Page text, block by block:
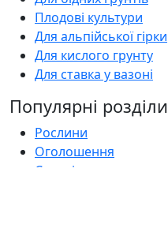
Плодові культури
Для альпійської гірки
Для кислого грунту
Для ставка у вазоні
Популярні розділи
Рослини
Оголошення
Садові центри